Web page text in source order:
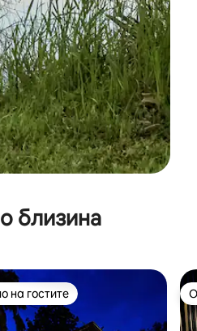
близина
„Омилени на гостите“
на гостите